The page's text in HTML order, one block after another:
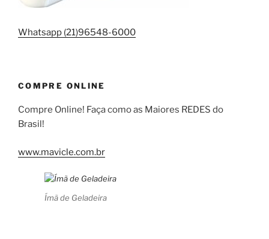
Whatsapp (21)96548-6000
COMPRE ONLINE
Compre Online! Faça como as Maiores REDES do
Brasil!
www.mavicle.com.br
Ímã de Geladeira